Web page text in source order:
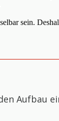
sein.
Aufbau